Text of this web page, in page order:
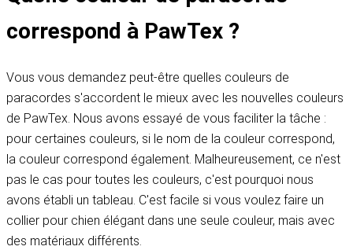
correspond à PawTex ?
Vous vous demandez peut-être quelles couleurs de
paracordes s'accordent le mieux avec les nouvelles couleurs
de PawTex. Nous avons essayé de vous faciliter la tâche :
pour certaines couleurs, si le nom de la couleur correspond,
la couleur correspond également. Malheureusement, ce n'est
pas le cas pour toutes les couleurs, c'est pourquoi nous
avons établi un tableau. C'est facile si vous voulez faire un
collier pour chien élégant dans une seule couleur, mais avec
des matériaux différents.